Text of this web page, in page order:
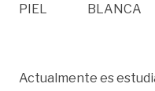
PIEL BLANCA
Actualmente es